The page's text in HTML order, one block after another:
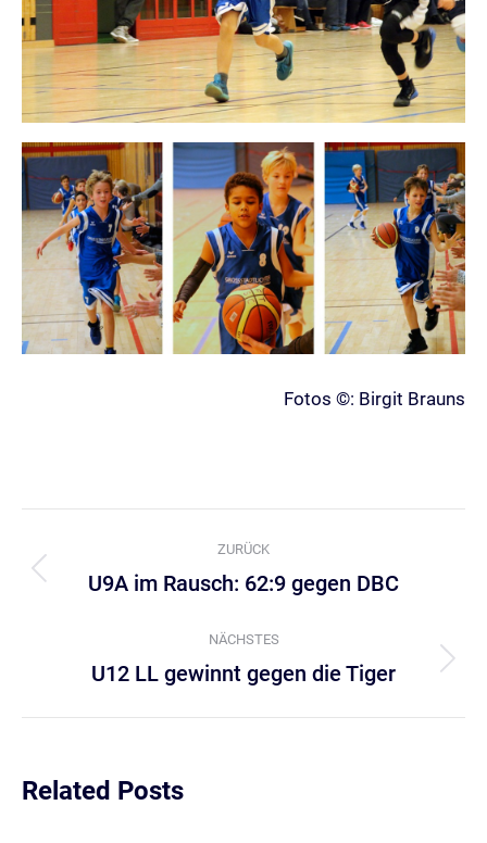
Fotos ©: Birgit Brauns
Kommentarnavigation
ZURÜCK
Vorheriger
U9A im Rausch: 62:9 gegen DBC
NÄCHSTES
Nächster
U12 LL gewinnt gegen die Tiger
Related Posts